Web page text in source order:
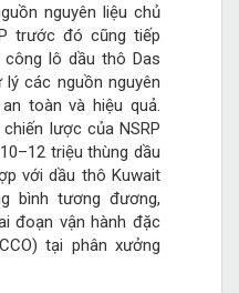
nguyên liệu chủ
trước đó cũng tiếp
lô dầu thô Das
các nguồn nguyên
toàn và hiệu quả.
lược của NSRP
triệu thùng dầu
với dầu thô Kuwait
bình tương đương,
đoạn vận hành đặc
tại phân xưởng